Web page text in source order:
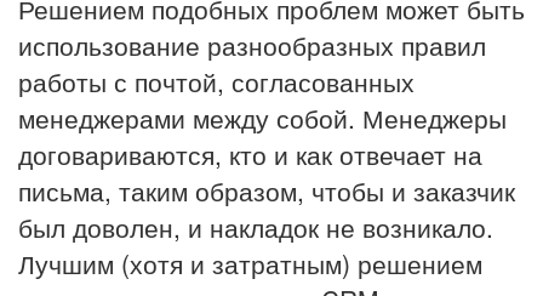
Решением подобных проблем может быть
использование разнообразных правил
работы с почтой, согласованных
менеджерами между собой. Менеджеры
договариваются, кто и как отвечает на
письма, таким образом, чтобы и заказчик
был доволен, и накладок не возникало.
Лучшим (хотя и затратным) решением